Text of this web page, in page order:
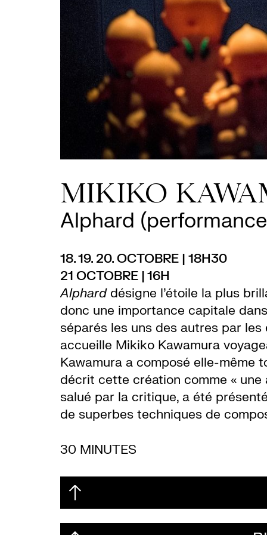
MIKIKO
Alphard
18. 19. 20. OCTOBRE | 18H30
21 OCTOBRE | 16H
Alphard désigne l’étoile la plus
donc une importance capitale
séparés les uns des autres par
accueille Mikiko Kawamura
Kawamura a composé elle-même
décrit cette création comme «
salué par la critique, a été
de superbes techniques de
30 MINUTES